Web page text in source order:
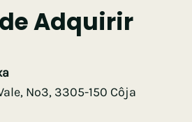
Adquirir
Nº3, 3305-150 Côja